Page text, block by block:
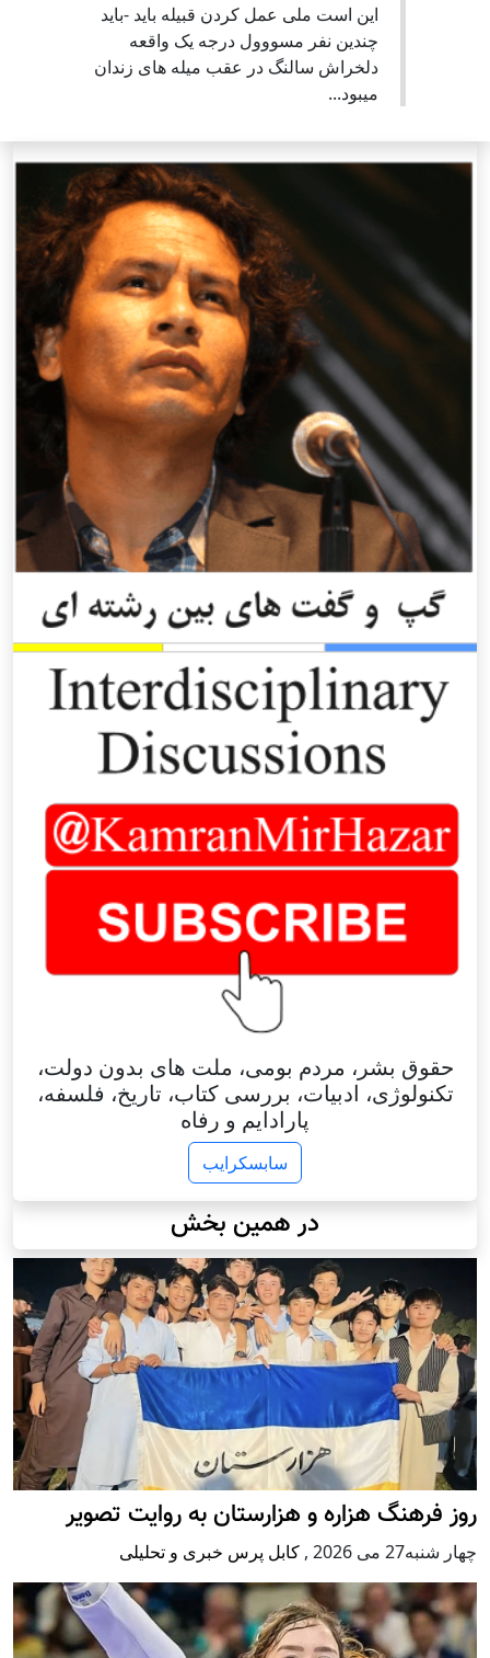
این است ملی عمل کردن قبیله باید -باید
چندین نفر مسووول درجه یک واقعه
دلخراش سالنگ در عقب میله های زندان
میبود...
حقوق بشر، مردم بومی، ملت های بدون دولت،
تکنولوژی، ادبیات، بررسی کتاب، تاریخ، فلسفه،
پارادایم و رفاه
سابسکرایب
در همین بخش
روز فرهنگ هزاره و هزارستان به روایت تصویر
چهار شنبه27 می 2026 , کابل پرس خبری و تحلیلی